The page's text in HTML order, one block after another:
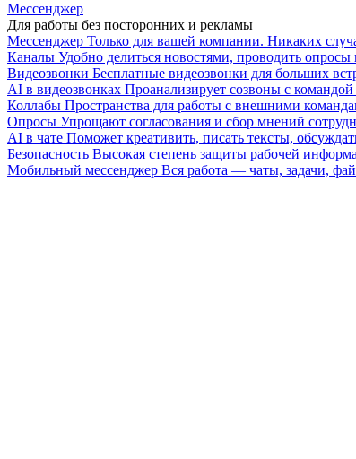
Мессенджер
Для работы без посторонних и рекламы
Мессенджер Только для вашей компании. Никаких
Каналы Удобно делиться новостями, проводить
Видеозвонки Бесплатные видеозвонки для больших
AI в видеозвонках Проанализирует созвоны с
Коллабы Пространства для работы с внешними
Опросы Упрощают согласования и сбор мнений
AI в чате Поможет креативить, писать тексты,
Безопасность Высокая степень защиты рабочей
Мобильный мессенджер Вся работа — чаты, задачи,